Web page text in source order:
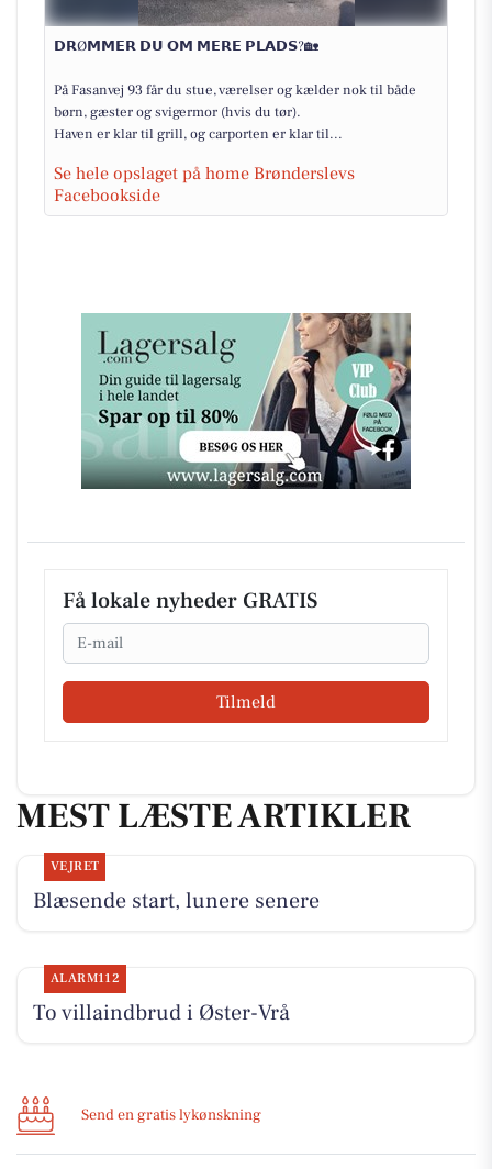
𝗗𝗥Ø𝗠𝗠𝗘𝗥 𝗗𝗨 𝗢𝗠 𝗠𝗘𝗥𝗘 𝗣𝗟𝗔𝗗𝗦?🏡
På Fasanvej 93 får du stue, værelser og kælder nok til både
børn, gæster og svigermor (hvis du tør).
Haven er klar til grill, og carporten er klar til...
Se hele opslaget på home Brønderslevs
Facebookside
Få lokale nyheder GRATIS
Email
Tilmeld
MEST LÆSTE ARTIKLER
VEJRET
Blæsende start, lunere senere
ALARM112
To villaindbrud i Øster-Vrå
Send en gratis lykønskning